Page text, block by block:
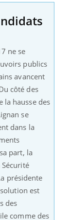
ne se
publics
avancent
côté des
la hausse des
se
dans la
part, la
présidente
est
des
comme des